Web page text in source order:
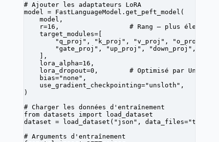
# Ajouter les adaptateurs LoRA
model = FastLanguageModel.get_peft_model(
    model,
    r
=16 , # Rang — plus élevé =
    target_modules
= [
        "q_proj"
, "k_proj" , "v_proj" , "o_proj"
        "gate_proj"
, "up_proj" , "down_proj" ,
    ],
    lora_alpha
=16 ,
    lora_dropout
=0 , # Optimisé par Unsloth
    bias
="none" ,
    use_gradient_checkpointing
="unsloth" ,
)
# Charger les données d'entraînement
from datasets import load_dataset
dataset = load_dataset( "json" , data_files=
# Arguments d'entraînement